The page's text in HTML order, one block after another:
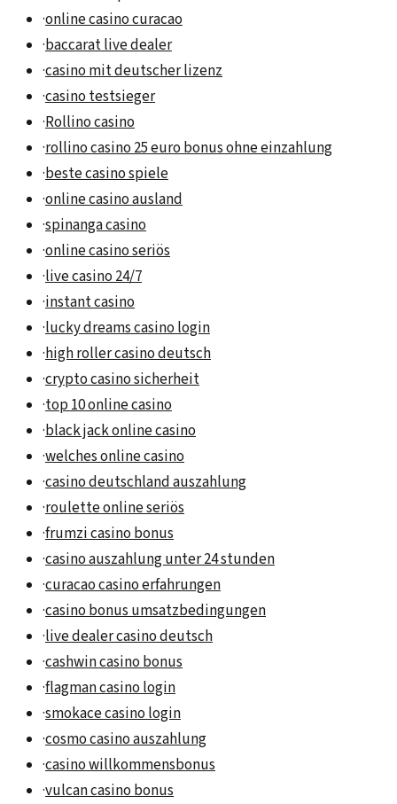
·online casino curacao
·baccarat live dealer
·casino mit deutscher lizenz
·casino testsieger
·Rollino casino
·rollino casino 25 euro bonus ohne einzahlung
·beste casino spiele
·online casino ausland
·spinanga casino
·online casino seriös
·live casino 24/7
·instant casino
·lucky dreams casino login
·high roller casino deutsch
·crypto casino sicherheit
·top 10 online casino
·black jack online casino
·welches online casino
·casino deutschland auszahlung
·roulette online seriös
·frumzi casino bonus
·casino auszahlung unter 24 stunden
·curacao casino erfahrungen
·casino bonus umsatzbedingungen
·live dealer casino deutsch
·cashwin casino bonus
·flagman casino login
·smokace casino login
·cosmo casino auszahlung
·casino willkommensbonus
·vulcan casino bonus